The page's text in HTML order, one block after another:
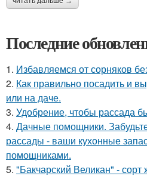
Последние
1. Избавляемся от сорняков
2. Как правильно посадить и
или на даче.
3. Удобрение, чтобы рассада
4. Дачные помощники.
рассады - ваши кухонные
помощниками.
5. "Бакчарский Великан" -